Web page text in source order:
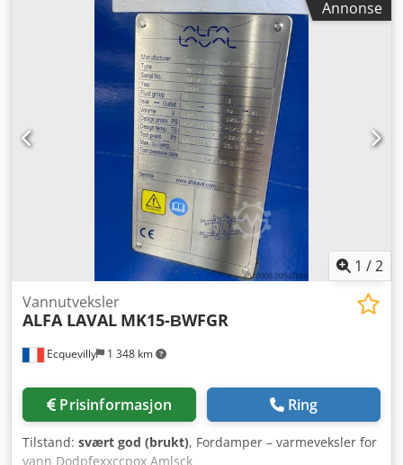
(B x H) Trykkluft: 6 – 8 bar Strømforsyning: 240 V AC, 50 Hz,
1 fase Mål: 2000 x 1100 x 1500 mm Med pneumatisk
utkastemekanisme, lys- og lydsignal.
Annonse
1 /2
Ecquevilly 1 348 km
Vannutveksler
ALFA LAVAL MK15-ВWFGR
Prisinformasjon Ring
Tilstand: svært god (brukt), Fordamper – varmeveksler for
vann Dodpfexxccpox Amlsck